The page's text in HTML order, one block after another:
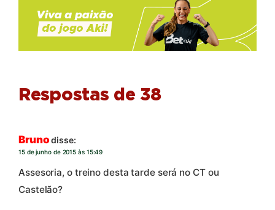
Respostas de 38
Bruno disse:
15 de junho de 2015 às 15:49
Assesoria, o treino desta tarde será no CT ou
Castelão?